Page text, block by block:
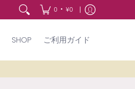
0 • ¥0
SHOP ご利用ガイド